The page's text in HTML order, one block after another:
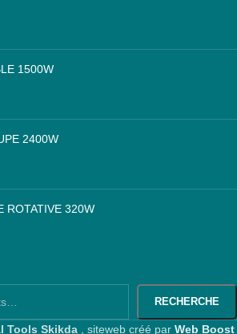
1500W
2400W
ROTATIVE 320W
RECHERCHE
Tools Skikda , siteweb créé par Web Boost